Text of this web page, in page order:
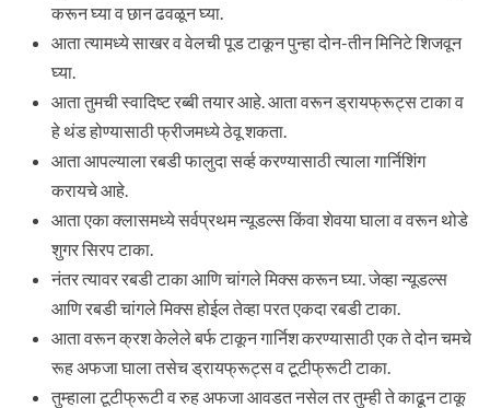
करून घ्या व छान ढवळून घ्या.
आता त्यामध्ये साखर व वेलची पूड टाकून पुन्हा दोन-तीन मिनिटे शिजवून
घ्या.
आता तुमची स्वादिष्ट रब्बी तयार आहे. आता वरून ड्रायफ्रूट्स टाका व
हे थंड होण्यासाठी फ्रीजमध्ये ठेवू शकता.
आता आपल्याला रबडी फालुदा सर्व्ह करण्यासाठी त्याला गार्निशिंग
करायचे आहे.
आता एका क्लासमध्ये सर्वप्रथम न्यूडल्स किंवा शेवया घाला व वरून थोडे
शुगर सिरप टाका.
नंतर त्यावर रबडी टाका आणि चांगले मिक्स करून घ्या. जेव्हा न्यूडल्स
आणि रबडी चांगले मिक्स होईल तेव्हा परत एकदा रबडी टाका.
आता वरून क्रश केलेले बर्फ टाकून गार्निश करण्यासाठी एक ते दोन चमचे
रूह अफजा घाला तसेच ड्रायफ्रूट्स व टूटीफ्रूटी टाका.
तुम्हाला टूटीफ्रूटी व रुह अफजा आवडत नसेल तर तुम्ही ते काढून टाकू